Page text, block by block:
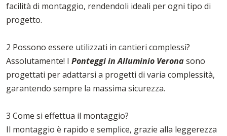
facilità di montaggio, rendendoli ideali per ogni tipo di
progetto.
2 Possono essere utilizzati in cantieri complessi?
Assolutamente! I Ponteggi in Alluminio Veronasono
progettati per adattarsi a progetti di varia complessità,
garantendo sempre la massima sicurezza.
3 Come si effettua il montaggio?
Il montaggio è rapido e semplice, grazie alla leggerezza